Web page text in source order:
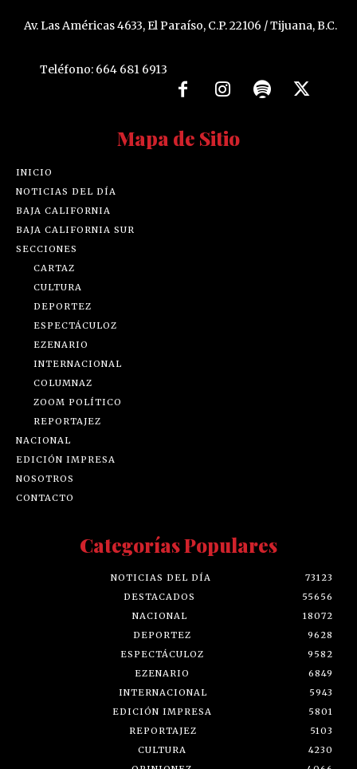
Av. Las Américas 4633, El Paraíso, C.P. 22106 / Tijuana, B.C.
Teléfono: 664 681 6913
Mapa de Sitio
INICIO
NOTICIAS DEL DÍA
BAJA CALIFORNIA
BAJA CALIFORNIA SUR
SECCIONES
CARTAZ
CULTURA
DEPORTEZ
ESPECTÁCULOZ
EZENARIO
INTERNACIONAL
COLUMNAZ
ZOOM POLÍTICO
REPORTAJEZ
NACIONAL
EDICIÓN IMPRESA
NOSOTROS
CONTACTO
Categorías Populares
NOTICIAS DEL DÍA
73123
DESTACADOS
55656
NACIONAL
18072
DEPORTEZ
9628
ESPECTÁCULOZ
9582
EZENARIO
6849
INTERNACIONAL
5943
EDICIÓN IMPRESA
5801
REPORTAJEZ
5103
CULTURA
4230